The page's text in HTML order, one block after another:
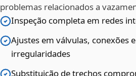
problemas relacionados a
Inspeção completa em redes
Ajustes em válvulas, conexões
irregularidades
Substituição de trechos